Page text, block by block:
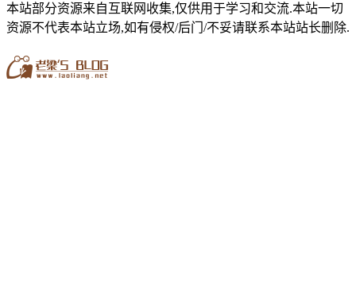
本站部分资源来自互联网收集,仅供用于学习和交流.本站一切
资源不代表本站立场,如有侵权/后门/不妥请联系本站站长删除.